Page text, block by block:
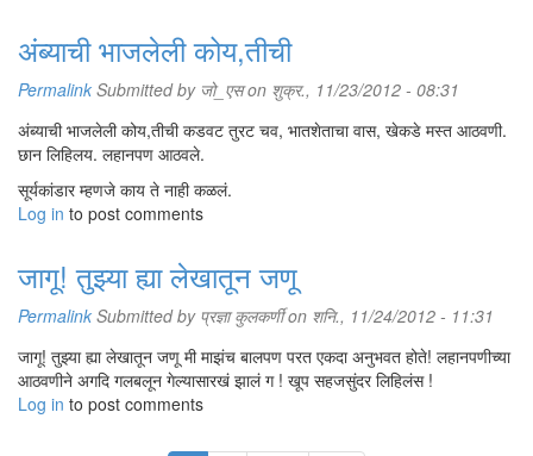
अंब्याची भाजलेली कोय,तीची
Permalink Submitted by जो_एसon शुक्र., 11/23/2012 - 08:31
अंब्याची भाजलेली कोय,तीची कडवट तुरट चव, भातशेताचा वास, खेकडे मस्त आठवणी.
छान लिहिलय. लहानपण आठवले.
सूर्यकांडार म्हणजे काय ते नाही कळलं.
Log in to post comments
जागू! तुझ्या ह्या लेखातून जणू
Permalink Submitted by प्रज्ञा कुलकर्णीon शनि., 11/24/2012 - 11:31
जागू! तुझ्या ह्या लेखातून जणू मी माझंच बालपण परत एकदा अनुभवत होते! लहानपणीच्या
आठवणीने अगदि गलबलून गेल्यासारखं झालं ग ! खूप सहजसुंदर लिहिलंस !
Log in to post comments